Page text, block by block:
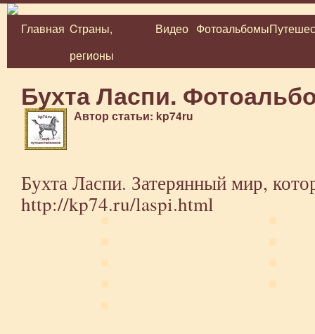
Перейти
Главная Cтраны,
регионы
Видео Фотоальбомы
Бухта Ласпи.
Автор статьи: kp74ru
Бухта Ласпи. Затерянный мир,
http://kp74.ru/laspi.html